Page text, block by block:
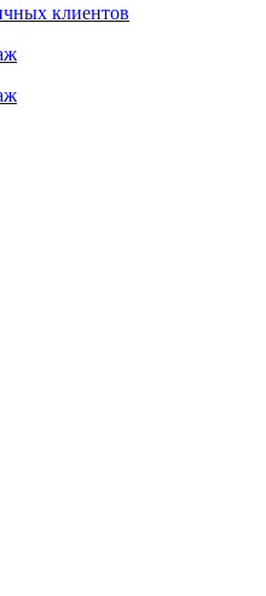
клиентов